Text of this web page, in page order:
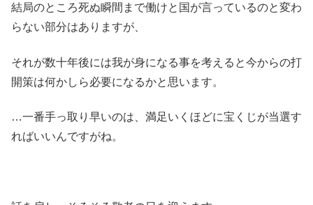
結局のところ死ぬ瞬間まで働けと国が言っているのと変わ
らない部分はありますが、
それが数十年後には我が身になる事を考えると今からの打
開策は何かしら必要になるかと思います。
…一番手っ取り早いのは、満足いくほどに宝くじが当選す
ればいいんですがね。